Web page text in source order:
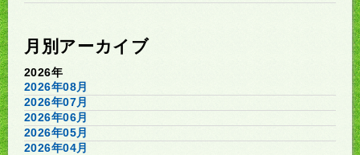
月別アーカイブ
2026年
2026年08月
2026年07月
2026年06月
2026年05月
2026年04月